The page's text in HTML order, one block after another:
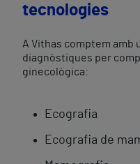
tecnologies
A Vithas comptem amb
diagnòstiques per
ginecològica:
Ecografia
Ecografia de